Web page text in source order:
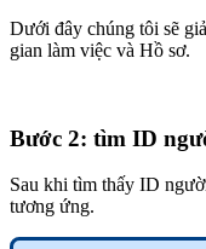
Dưới đây chúng tôi sẽ
gian làm việc và Hồ sơ.
Bước 2: tìm ID
Sau khi tìm thấy ID
tương ứng.